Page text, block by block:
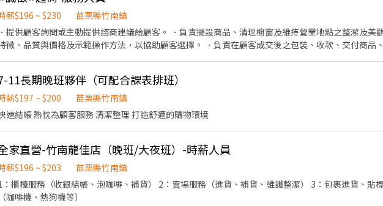
薪$196 ~ $230
苗栗縣竹南鎮
．提供顧客詢問或主動提供諮商建議給顧客。 ．負責擺設商品、清理櫥窗及維持營業地點之整潔及美
徵、品質與價格及示範操作方法，以協助顧客選擇。 ．負責在顧客成交後之包裝、收款、交付商品
11長期晚班夥伴（可配合課表排班）
薪$197 ~ $200
苗栗縣竹南鎮
速結帳 熱忱為顧客服務 清潔整理 打造舒適的購物環境
家直營-竹南龍佳店（晚班/大夜班）-時薪人員
薪$196 ~ $203
苗栗縣竹南鎮
：櫃檯服務（收銀結帳、泡咖啡、補貨） 2：賣場服務（進貨、補貨、維護整潔） 3：包裹進貨、貼
（咖啡機、熱狗機等）